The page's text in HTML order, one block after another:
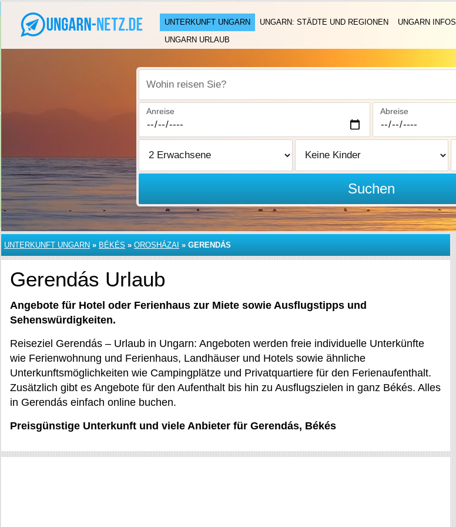
UNTERKUNFT UNGARN UNGARN: STÄDTE UND REGIONEN
UNGARN INFOS
UNGARN URLAUB
Wohin reisen Sie?
Anreise Abreise
Suchen
UNTERKUNFT UNGARN » BÉKÉS » OROSHÁZAI » GERENDÁS
Gerendás Urlaub
Angebote für Hotel oder Ferienhaus zur Miete sowie Ausflugstipps und
Sehenswürdigkeiten.
Reiseziel Gerendás – Urlaub in Ungarn: Angeboten werden freie individuelle Unterkünfte
wie Ferienwohnung und Ferienhaus, Landhäuser und Hotels sowie ähnliche
Unterkunftsmöglichkeiten wie Campingplätze und Privatquartiere für den Ferienaufenthalt.
Zusätzlich gibt es Angebote für den Aufenthalt bis hin zu Ausflugszielen in ganz Békés. Alles
in Gerendás einfach online buchen.
Preisgünstige Unterkunft und viele Anbieter für Gerendás, Békés